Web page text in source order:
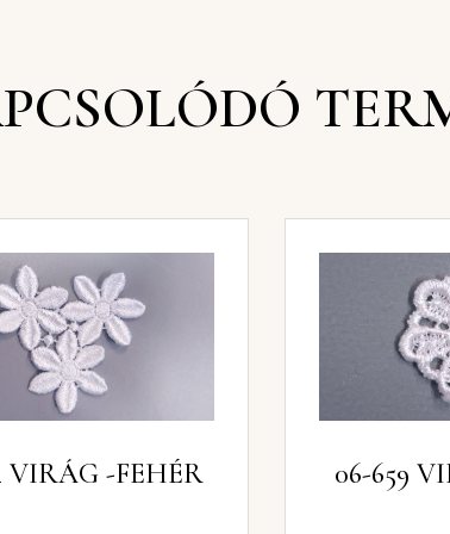
06-664 VIRÁG -FEHÉR 06-